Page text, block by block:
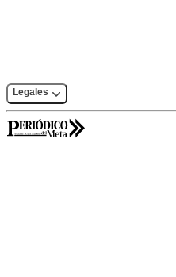
Legales